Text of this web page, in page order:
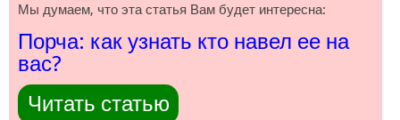
Мы думаем, что эта статья Вам будет интересна:
Порча: как узнать кто навел ее на
вас?
Читать статью